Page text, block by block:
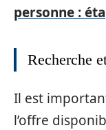
personne :
Recherche
Il est
l’offre